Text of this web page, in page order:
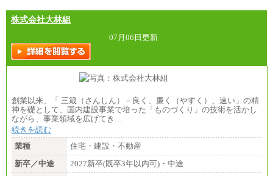
株式会社大林組
07月06日更新
創業以来、「 三箴（さんしん）－良く、廉く（やすく）、速い」の精
神を礎として、国内建設事業で培った「ものづくり」の技術を活かし
ながら、事業領域を広げてき…
続きを読む
業種
住宅・建設・不動産
新卒／中途
2027新卒(既卒3年以内可)・中途